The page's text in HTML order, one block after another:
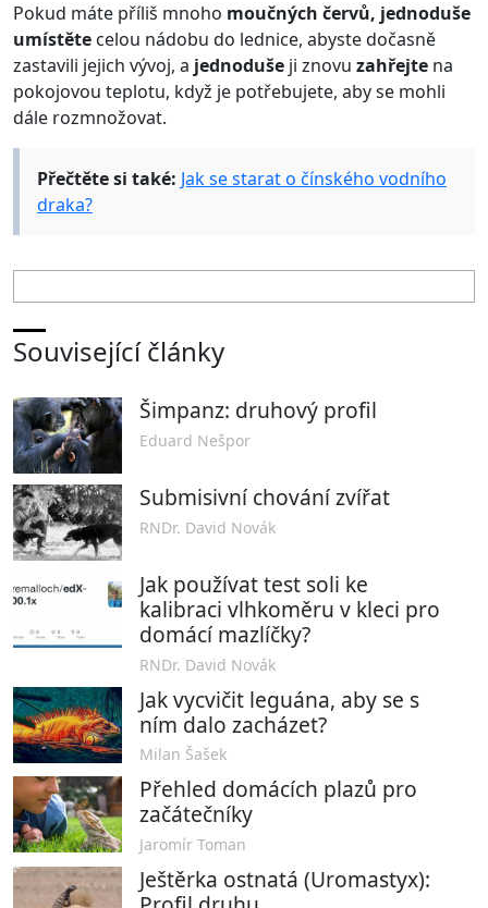
Pokud máte příliš mnoho moučných červů, jednoduše
umístěte celou nádobu do lednice, abyste dočasně
zastavili jejich vývoj, a jednoduše ji znovu zahřejte na
pokojovou teplotu, když je potřebujete, aby se mohli
dále rozmnožovat.
Přečtěte si také: Jak se starat o čínského vodního
draka?
Související články
Šimpanz: druhový profil
Eduard Nešpor
Submisivní chování zvířat
RNDr. David Novák
Jak používat test soli ke
kalibraci vlhkoměru v kleci pro
domácí mazlíčky?
RNDr. David Novák
Jak vycvičit leguána, aby se s
ním dalo zacházet?
Milan Šašek
Přehled domácích plazů pro
začátečníky
Jaromír Toman
Ještěrka ostnatá (Uromastyx):